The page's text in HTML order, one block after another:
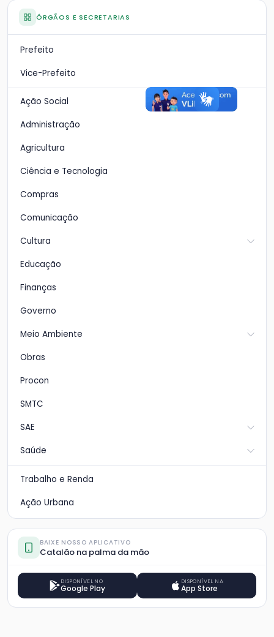
ÓRGÃOS E SECRETARIAS
Prefeito
Vice-Prefeito
Ação Social
Administração
Agricultura
Ciência e Tecnologia
Compras
Comunicação
Cultura
Educação
Finanças
Governo
Meio Ambiente
Obras
Procon
SMTC
SAE
Saúde
Trabalho e Renda
Ação Urbana
BAIXE NOSSO APLICATIVO
Catalão na palma da mão
DISPONÍVEL NO
Google Play
DISPONÍVEL NA
App Store